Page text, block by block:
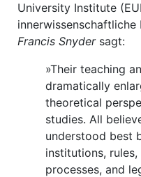
University Institute
Francis Snydersagt:
»Their teaching
dramatically
theoretical
studies. All
understood best
institutions,
processes, and